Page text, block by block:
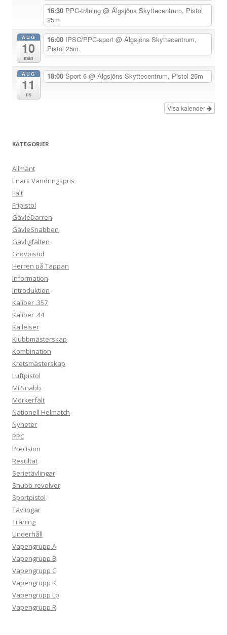
g
16:30 PPC-träning @ Älgsjöns Skyttecentrum, Pistol
25m
AUG
10
mån
16:00 IPSC/PPC-sport @ Älgsjöns Skyttecentrum,
Pistol 25m
AUG
11
tis
18:00 Sport 6 @ Älgsjöns Skyttecentrum, Pistol 25m
Visa kalender
KATEGORIER
Allmänt
Enars Vandringspris
Fält
Fripistol
GävleDarren
GävleSnabben
Gävligfälten
Grovpistol
Herren på Täppan
Information
Introduktion
Kaliber .357
Kaliber .44
Kallelser
Klubbmästerskap
Kombination
Kretsmästerskap
Luftpistol
MilSnabb
Mörkerfält
Nationell Helmatch
Nyheter
PPC
Precision
Resultat
Serietävlingar
Snubb-revolver
Sportpistol
Tävlingar
Träning
Underhåll
Vapengrupp A
Vapengrupp B
Vapengrupp C
Vapengrupp K
Vapengrupp Lp
Vapengrupp R